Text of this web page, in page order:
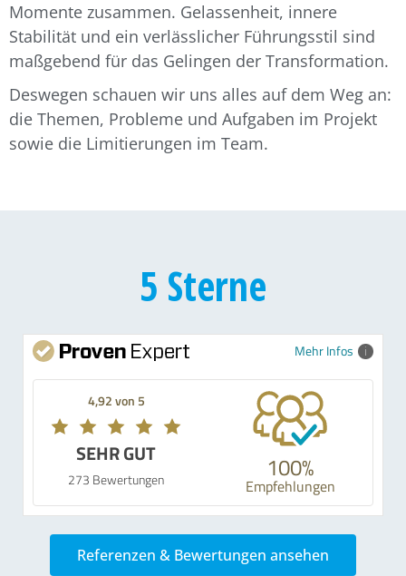
Momente zusammen. Gelassenheit, innere
Stabilität und ein verlässlicher Führungsstil sind
maßgebend für das Gelingen der Transformation.
Deswegen schauen wir uns alles auf dem Weg an:
die Themen, Probleme und Aufgaben im Projekt
sowie die Limitierungen im Team.
5 Sterne
Mehr Infos
4,92 von 5
SEHR GUT
273 Bewertungen 100%
Empfehlungen
Referenzen & Bewertungen ansehen